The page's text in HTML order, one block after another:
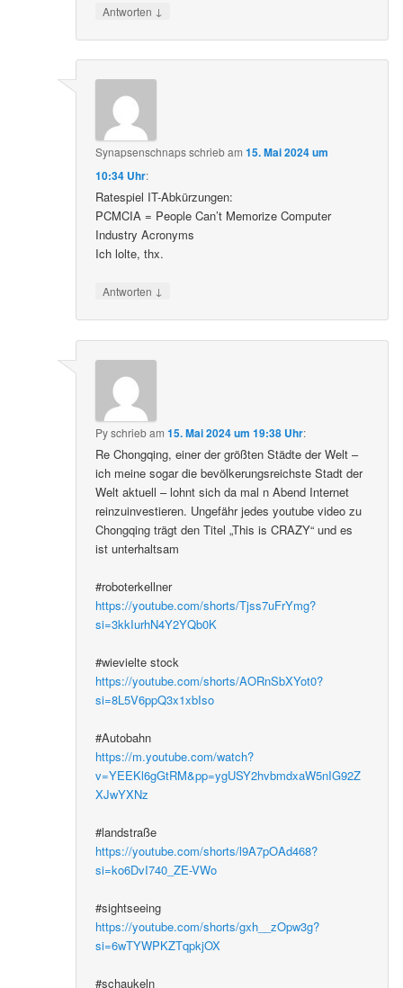
Antworten ↓
Synapsenschnapsschriebam15. Mai 2024 um
10:34 Uhr:
Ratespiel IT-Abkürzungen:
PCMCIA = People Can’t Memorize Computer
Industry Acronyms
Ich lolte, thx.
Antworten ↓
Pyschriebam15. Mai 2024 um 19:38 Uhr:
Re Chongqing, einer der größten Städte der Welt –
ich meine sogar die bevölkerungsreichste Stadt der
Welt aktuell – lohnt sich da mal n Abend Internet
reinzuinvestieren. Ungefähr jedes youtube video zu
Chongqing trägt den Titel „This is CRAZY“ und es
ist unterhaltsam
#roboterkellner
https://youtube.com/shorts/Tjss7uFrYmg?
si=3kkIurhN4Y2YQb0K
#wievielte stock
https://youtube.com/shorts/AORnSbXYot0?
si=8L5V6ppQ3x1xbIso
#Autobahn
https://m.youtube.com/watch?
v=YEEKl6gGtRM&pp=ygUSY2hvbmdxaW5nIG92Z
XJwYXNz
#landstraße
https://youtube.com/shorts/l9A7pOAd468?
si=ko6DvI740_ZE-VWo
#sightseeing
https://youtube.com/shorts/gxh__zOpw3g?
si=6wTYWPKZTqpkjOX
#schaukeln